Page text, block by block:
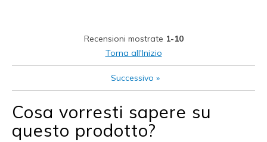
Casual Wear
Going Out
Special Occasions
Travel
Recensioni mostrate 1-10
Torna all'Inizio
Successivo »
Cosa vorresti sapere su
questo prodotto?